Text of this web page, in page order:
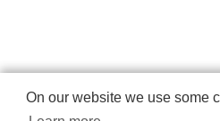
On our website we use some